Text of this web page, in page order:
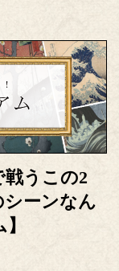
うこの2
シーンなん